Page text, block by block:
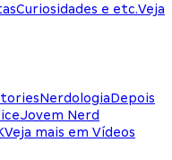
Curiosidades e etc.Veja
NerdologiaDepois
Jovem Nerd
Veja mais em Vídeos